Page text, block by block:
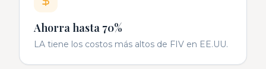
Ahorra hasta 70%
LA tiene los costos más altos de FIV en EE.UU.